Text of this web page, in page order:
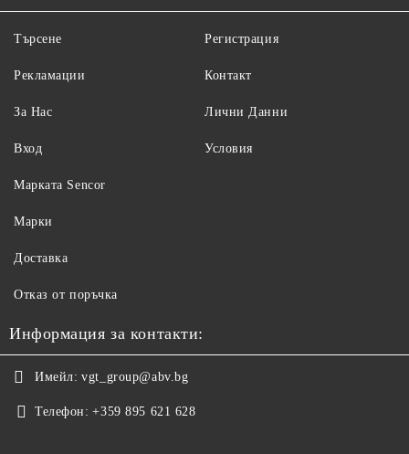
Търсене
Рекламации
За Нас
Вход
Регистрация
Контакт
Лични Данни
Условия
Maрката Sencor
Марки
Доставка
Отказ от поръчка
Информация за контакти:
Имейл: vgt_group@abv.bg
Телефон: +359 895 621 628